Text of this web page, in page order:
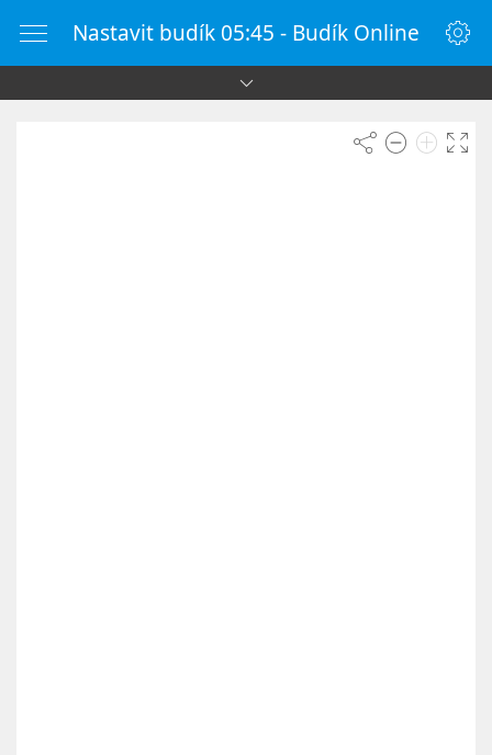
Nastavit budík 05:45 - Budík Online